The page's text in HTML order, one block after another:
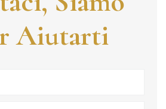
Aiutarti